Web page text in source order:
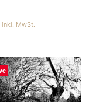
inkl. MwSt.